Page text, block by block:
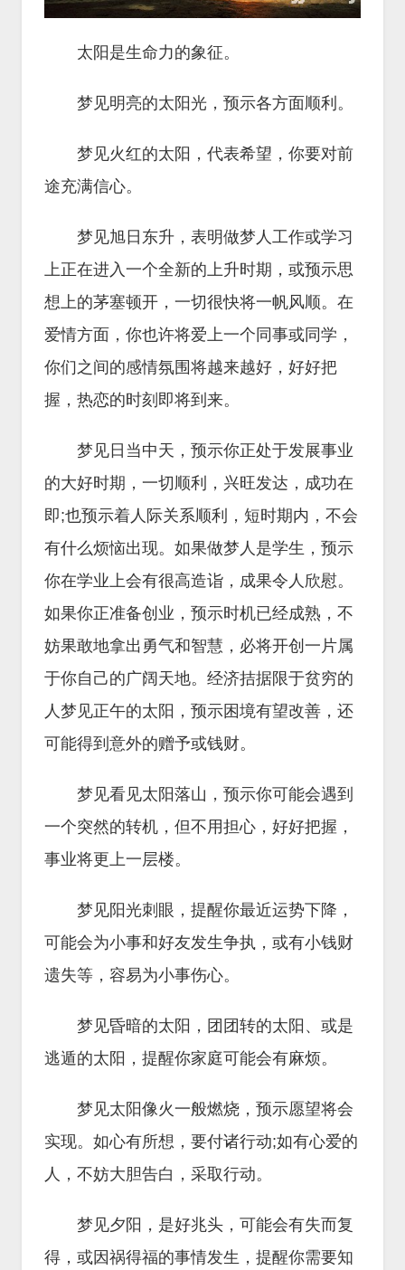
太阳是生命力的象征。
梦见明亮的太阳光，预示各方面顺利。
梦见火红的太阳，代表希望，你要对前
途充满信心。
梦见旭日东升，表明做梦人工作或学习
上正在进入一个全新的上升时期，或预示思
想上的茅塞顿开，一切很快将一帆风顺。在
爱情方面，你也许将爱上一个同事或同学，
你们之间的感情氛围将越来越好，好好把
握，热恋的时刻即将到来。
梦见日当中天，预示你正处于发展事业
的大好时期，一切顺利，兴旺发达，成功在
即;也预示着人际关系顺利，短时期内，不会
有什么烦恼出现。如果做梦人是学生，预示
你在学业上会有很高造诣，成果令人欣慰。
如果你正准备创业，预示时机已经成熟，不
妨果敢地拿出勇气和智慧，必将开创一片属
于你自己的广阔天地。经济拮据限于贫穷的
人梦见正午的太阳，预示困境有望改善，还
可能得到意外的赠予或钱财。
梦见看见太阳落山，预示你可能会遇到
一个突然的转机，但不用担心，好好把握，
事业将更上一层楼。
梦见阳光刺眼，提醒你最近运势下降，
可能会为小事和好友发生争执，或有小钱财
遗失等，容易为小事伤心。
梦见昏暗的太阳，团团转的太阳、或是
逃遁的太阳，提醒你家庭可能会有麻烦。
梦见太阳像火一般燃烧，预示愿望将会
实现。如心有所想，要付诸行动;如有心爱的
人，不妨大胆告白，采取行动。
梦见夕阳，是好兆头，可能会有失而复
得，或因祸得福的事情发生，提醒你需要知